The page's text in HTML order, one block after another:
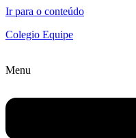
Ir para o conteúdo
Colegio Equipe
Menu